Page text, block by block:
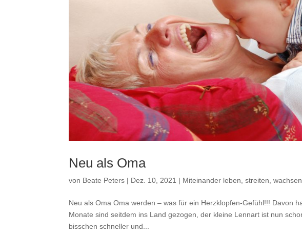
Neu als Oma
von Beate Peters | Dez. 10, 2021 | Miteinander leben, streiten, wachsen
Neu als Oma Oma werden – was für ein Herzklopfen-Gefühl!!! Davon
Monate sind seitdem ins Land gezogen, der kleine Lennart ist nun
bisschen schneller und...